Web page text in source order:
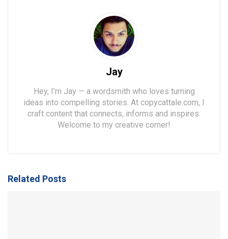
Jay
Hey, I’m Jay — a wordsmith who loves turning
ideas into compelling stories. At copycattale.com, I
craft content that connects, informs and inspires.
Welcome to my creative corner!
Related Posts